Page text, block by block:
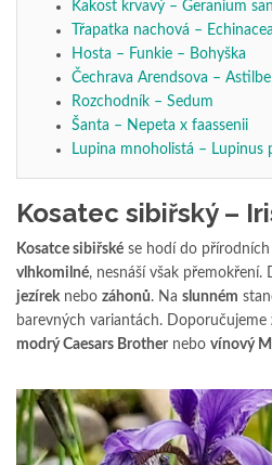
Kakost krvavý – Geranium
Třapatka nachová –
Hosta – Funkie – Bohyška
Čechrava Arendsova –
Rozchodník – Sedum
Šanta – Nepeta x faassenii
Lupina mnoholistá – Lupinus
Kosatec sibiřský –
Kosatce sibiřské se hodí do přírodních
vlhkomilné, nesnáší však přemokření.
jezírek nebo záhonů. Na slunném
barevných variantách. Doporučujeme
modrý Caesars Brother nebo vínový